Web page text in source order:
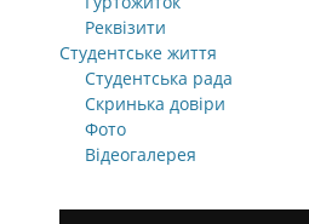
Реквізити
Студентське життя
Студентська рада
Скринька довіри
Фото
Відеогалерея